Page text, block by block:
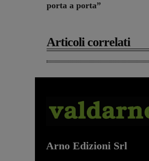
porta a porta”
Articoli correlati
Arno Edizioni Srl